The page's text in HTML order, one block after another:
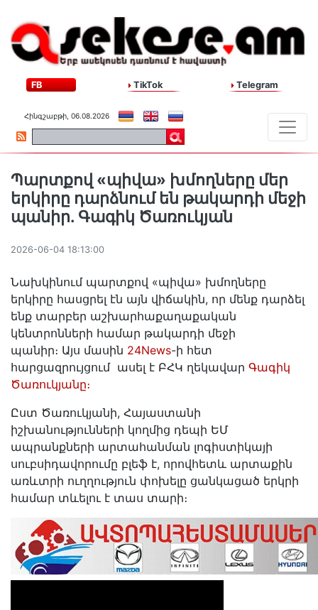
FB TikTok Telegram
Հինգշաբթի, 06.08.2026
Պարտքով «պիվա» խմողները մեր
երկիրը դարձնում են թակարդի մեջի
պանիր. Գագիկ Ծառուկյան
2026-06-04 18:13:00
Նախկինում պարտքով «պիվա» խմողները
երկիրը հասցրել էն այն վիճակին, որ մենք դարձել
ենք տարբեր աշխարհաքաղաքական
կենտրոնների համար թակարդի մեջի
պանիր։ Այս մասին 24News-ի հետ
հարցազրույցում ասել է ԲՀԿ ղեկավար Գագիկ
Ծառուկյանը։
Ըստ Ծառուկյանի, Հայաստանի
իշխանությունների կողմից դեպի ԵՄ
ապրանքների արտահանման լոգիստիկայի
սուբսիդավորումը բլեֆ է, որովհետև արտաքին
առևտրի ուղղություն փոխելը ցանկացած երկրի
համար տևելու է տաս տարի։